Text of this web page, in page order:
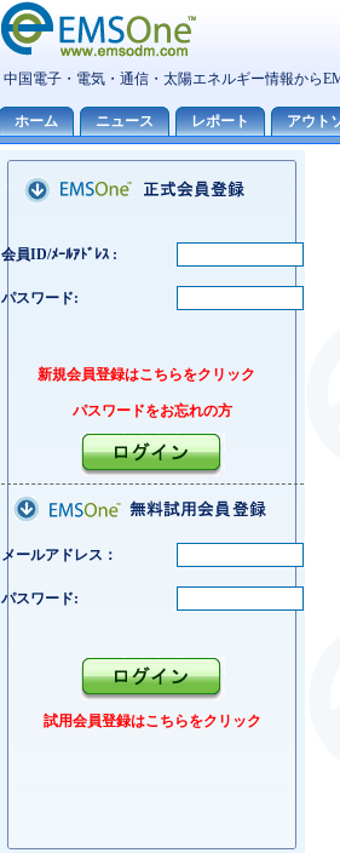
会員ID/ﾒｰﾙｱﾄﾞﾚｽ :
パスワード:
新規会員登録はこちらをクリック
パスワードをお忘れの方
メールアドレス：
パスワード:
試用会員登録はこちらをクリック